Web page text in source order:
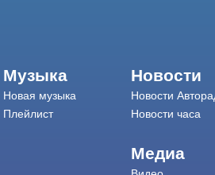
Музыка
Новая музыка
Плейлист
Новости
Новости
Новости часа
Медиа